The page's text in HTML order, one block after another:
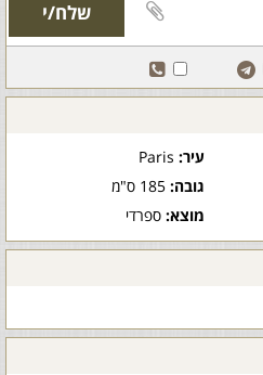
עיר:Paris
גובה:185 ס"מ
מוצא:ספרדי